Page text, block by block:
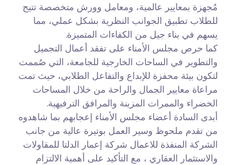
مُجهزة بمعايير عالمية، ومعامل وورش متخصصة تتيح
للطلاب تطبيق الجوانب النظرية بشكل عملي، مما
يسهم في بناء جيل من الكفاءات المتميزة.
كما حرص مجلس الأمناء على تفقد أعمال التجميل
والتطوير في الساحات الخارجية للجامعة، التي صُممت
لتكون بيئة محفزة للإبداع والتفاعل الطلابي، حيث تمت
مراعاة معايير الجمال والراحة من خلال المساحات
الخضراء والممرات المزينة والمرافق الترفيهية.
أبدى السادة أعضاء مجلس الأمناء إعجابهم بما شاهدوه
من تقدم ملحوظ وسير العمل بوتيرة عالية من جانب
الشركة المنفذة للاعمال شركة إعمار الدلتا للمقاولات
والاستثمار العقاري ، مع التأكيد على أهمية الالتزام